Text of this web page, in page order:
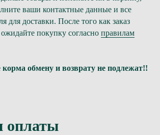
ваши контактные данные и все
для доставки. После того как заказ
покупку согласно правилам
обмену и возврату не подлежат!!
оплаты